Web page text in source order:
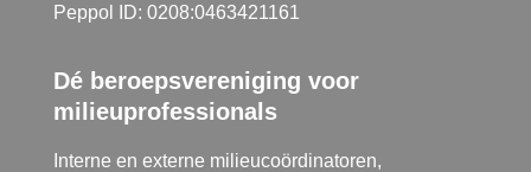
Peppol ID: 0208:0463421161
Dé beroepsvereniging voor
milieuprofessionals
Interne en externe milieucoördinatoren,